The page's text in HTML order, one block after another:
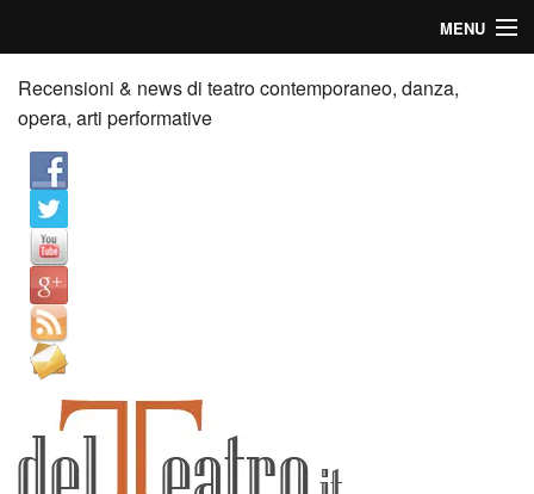
MENU
Home
Recensioni
Anticipazioni
News
Palazzi consiglia
Video
Chi siamo
Contatti
Recensioni & news di teatro contemporaneo, danza,
opera, arti performative